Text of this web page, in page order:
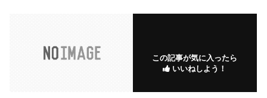
この記事が気に入ったら
いいねしよう！